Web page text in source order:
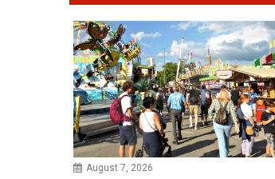
August 7, 2026